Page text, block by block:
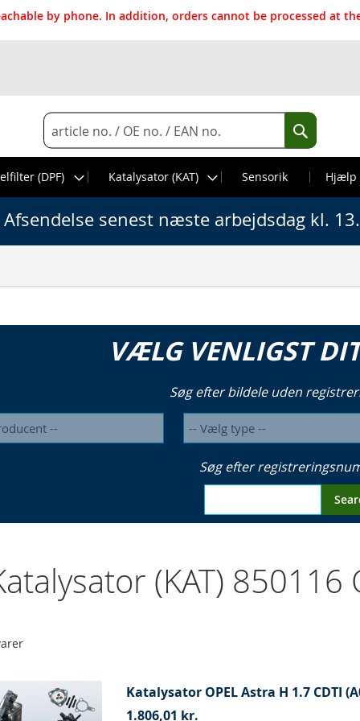
by phone. In addition, orders cannot be processed at
Search
Search
(DPF)
Katalysator (KAT) Sensorik Hjælp
Afsendelse senest næste arbejdsdag kl.
VÆLG VENLIGST
Søg efter bildele uden
Søg efter
(KAT) 850116
Katalysator OPEL Astra H 1.7 CDTI
1.806,01 kr.